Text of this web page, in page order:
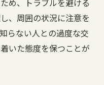
、周囲の状況に注意を
らない人との過度な交
いた態度を保つことが